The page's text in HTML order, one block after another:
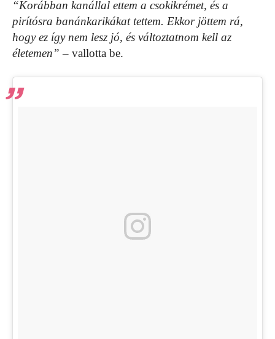
“Korábban kanállal ettem a csokikrémet, és a
pirítósra banánkarikákat tettem. Ekkor jöttem rá,
hogy ez így nem lesz jó, és változtatnom kell az
életemen” – vallotta be.